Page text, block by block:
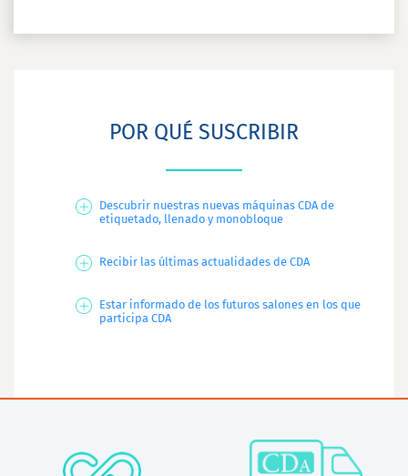
POR QUÉ SUSCRIBIR
Descubrir nuestras nuevas máquinas CDA de
etiquetado, llenado y monobloque
Recibir las últimas actualidades de CDA
Estar informado de los futuros salones en los que
participa CDA